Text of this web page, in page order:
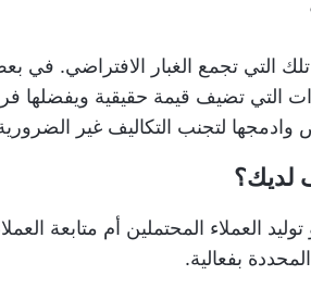
التي تجمع الغبار الافتراضي. في
التي تضيف قيمة حقيقية ويفضلها
لتجنب التكاليف غير
العملاء المحتملين أم متابعة
بفعالية.